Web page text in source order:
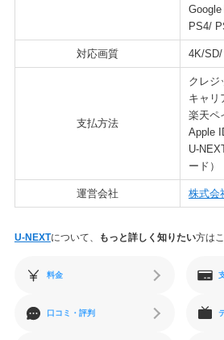
PS4/
対応画質 4K/
支払方法
クレジ
キャリ
楽天ペ
Apple
U-
ード）
運営会社 株式会
U-NEXTについて、 もっと詳しく知りたい方は
料金
口コミ・評判